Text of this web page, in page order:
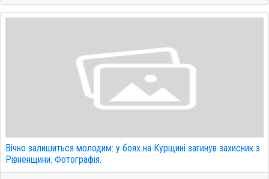
Вічно залишиться молодим: у боях на Курщині загинув захисник з
Рівненщини. Фотографія.